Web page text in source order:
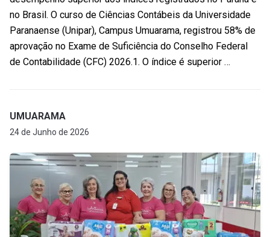
no Brasil. O curso de Ciências Contábeis da Universidade
Paranaense (Unipar), Campus Umuarama, registrou 58% de
aprovação no Exame de Suficiência do Conselho Federal
de Contabilidade (CFC) 2026.1. O índice é superior …
UMUARAMA
24 de Junho de 2026